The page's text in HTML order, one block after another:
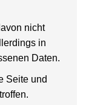
nicht
in
Daten.
Seite und